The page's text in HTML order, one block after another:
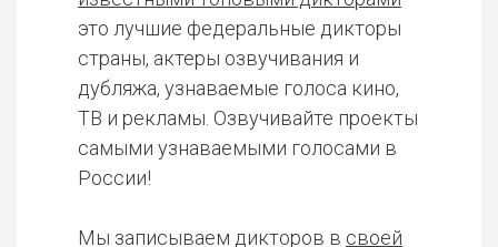
это лучшие федеральные дикторы
страны, актеры озвучивания и
дубляжа, узнаваемые голоса кино,
ТВ и рекламы. Озвучивайте проекты
самыми узнаваемыми голосами в
России!
Мы записываем дикторов в своей